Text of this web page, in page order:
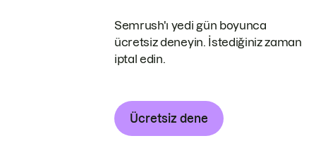
Semrush'ı yedi gün boyunca
ücretsiz deneyin. İstediğiniz zaman
iptal edin.
Ücretsiz dene